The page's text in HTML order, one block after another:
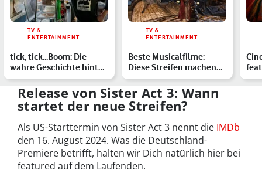
TV &
ENTERTAINMENT
tick, tick...Boom: Die
wahre Geschichte hinter
Andrew Garfields F…
TV &
ENTERTAINMENT
Beste Musicalfilme:
Diese Streifen machen
selbst Musik-Muffeln
Release von Sister Act 3: Wann
startet der neue Streifen?
Als US-Starttermin von Sister Act 3 nennt die IMDb
den 16. August 2024. Was die Deutschland-
Premiere betrifft, halten wir Dich natürlich hier bei
featured auf dem Laufenden.